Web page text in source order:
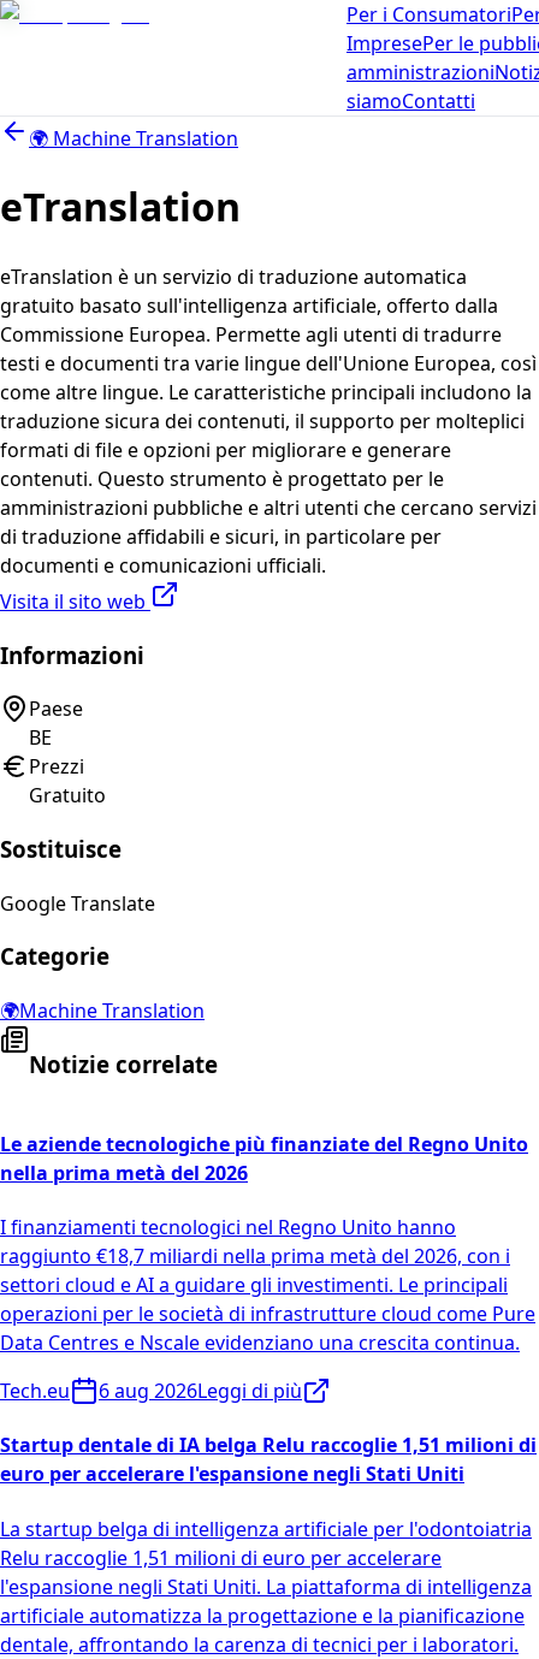
Per i Consumatori
ImpresePer le
amministrazioni
siamoContatti
🌍 Machine Translation
eTranslation
eTranslation è un servizio di traduzione automatica
gratuito basato sull'intelligenza artificiale, offerto dalla
Commissione Europea. Permette agli utenti di tradurre
testi e documenti tra varie lingue dell'Unione Europea, così
come altre lingue. Le caratteristiche principali includono la
traduzione sicura dei contenuti, il supporto per molteplici
formati di file e opzioni per migliorare e generare
contenuti. Questo strumento è progettato per le
amministrazioni pubbliche e altri utenti che cercano servizi
di traduzione affidabili e sicuri, in particolare per
documenti e comunicazioni ufficiali.
Visita il sito web
Informazioni
Paese
BE
Prezzi
Gratuito
Sostituisce
Google Translate
Categorie
🌍Machine Translation
Notizie correlate
Le aziende tecnologiche più finanziate del Regno Unito
nella prima metà del 2026
I finanziamenti tecnologici nel Regno Unito hanno
raggiunto €18,7 miliardi nella prima metà del 2026, con i
settori cloud e AI a guidare gli investimenti. Le principali
operazioni per le società di infrastrutture cloud come Pure
Data Centres e Nscale evidenziano una crescita continua.
Tech.eu
6 aug 2026Leggi di più
Startup dentale di IA belga Relu raccoglie 1,51 milioni di
euro per accelerare l'espansione negli Stati Uniti
La startup belga di intelligenza artificiale per l'odontoiatria
Relu raccoglie 1,51 milioni di euro per accelerare
l'espansione negli Stati Uniti. La piattaforma di intelligenza
artificiale automatizza la progettazione e la pianificazione
dentale, affrontando la carenza di tecnici per i laboratori.